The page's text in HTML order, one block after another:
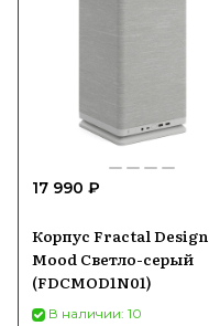
17 990 ₽
Корпус Fractal Design
Mood Светло-серый
(FDCMOD1N01)
В наличии: 10